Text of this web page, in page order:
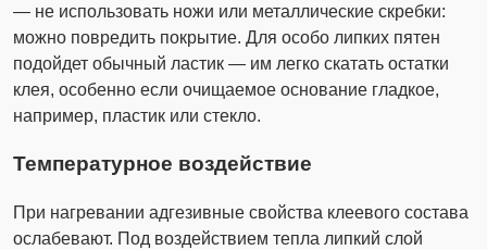
— не использовать ножи или металлические скребки:
можно повредить покрытие. Для особо липких пятен
подойдет обычный ластик — им легко скатать остатки
клея, особенно если очищаемое основание гладкое,
например, пластик или стекло.
Температурное воздействие
При нагревании адгезивные свойства клеевого состава
ослабевают. Под воздействием тепла липкий слой